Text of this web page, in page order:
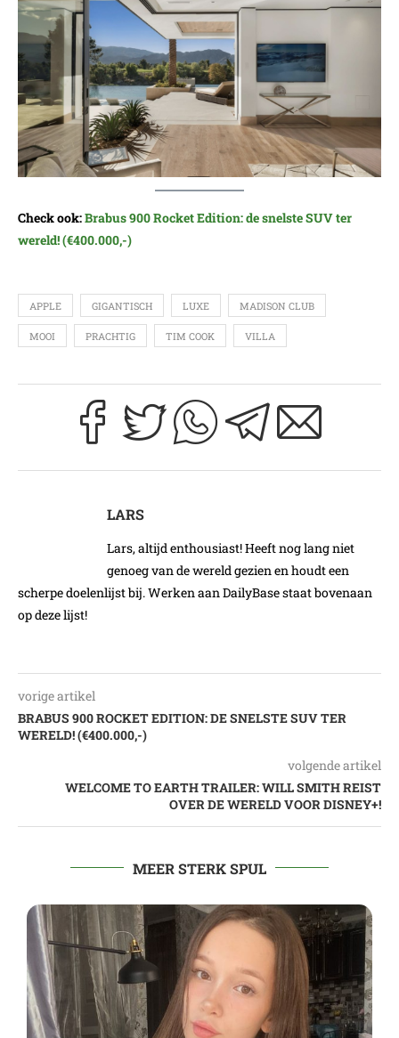
Check ook:Brabus 900 Rocket Edition: de snelste SUV ter
wereld! (€400.000,-)
APPLE GIGANTISCH LUXE MADISON CLUB
MOOI PRACHTIG TIM COOK VILLA
LARS
Lars, altijd enthousiast! Heeft nog lang niet
genoeg van de wereld gezien en houdt een
scherpe doelenlijst bij. Werken aan DailyBase staat bovenaan
op deze lijst!
vorige artikel
BRABUS 900 ROCKET EDITION: DE SNELSTE SUV TER
WERELD! (€400.000,-)
volgende artikel
WELCOME TO EARTH TRAILER: WILL SMITH REIST
OVER DE WERELD VOOR DISNEY+!
MEER STERK SPUL